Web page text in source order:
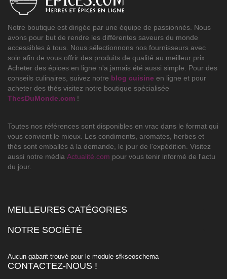
Notre boutique est dirigée par une équipe de passionnés. Nous
avons pour but de rendre les différentes saveurs du monde
accessibles à tous. Nous sélectionnons nos fournisseurs avec
soin afin de vous offrir des produits de qualité au meilleur prix.
Acheter des épices en ligne n'a jamais été aussi simple. Pour des
conseils culinaires, suivez notre blog cuisine en ligne et pour
acheter des thés visitez notre boutique spécialisée
ThesDuMonde.com !
Toutes nos références sont disponibles en vrac dans le format qui
vous convient le mieux. Les condiments, aromates, herbes et
thés sont emballés à la demande, le jour de l'expédition. Visitez
aussi notre média Actualité.com pour vous tenir informé de l'actu
du jour.
MEILLEURES CATÉGORIES
NOTRE SOCIÉTÉ
Aucun gabarit trouvé pour le module sfkseoschema
CONTACTEZ-NOUS !